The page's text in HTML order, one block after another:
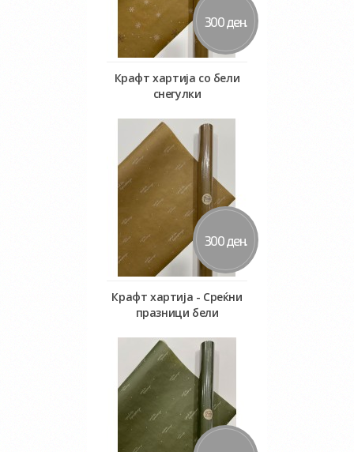
300 ден.
Крафт хартија со бели
снегулки
Во кошничка
300 ден.
Крафт хартија - Среќни
празници бели
Во кошничка